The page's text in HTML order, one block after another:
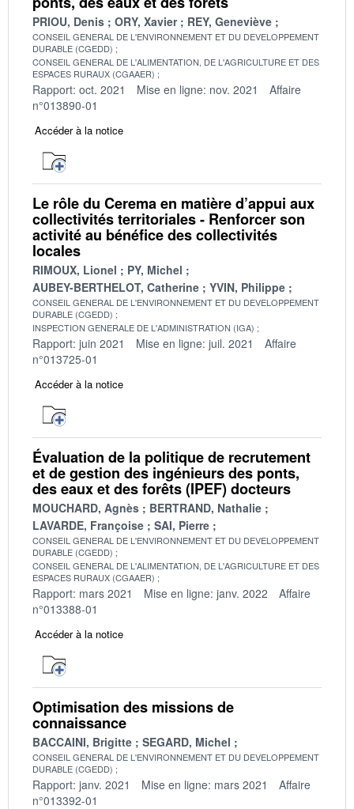
PRIOU, Denis ORY, Xavier REY, Geneviève
CONSEIL GENERAL DE L'ENVIRONNEMENT ET DU DEVELOPPEMENT
DURABLE (CGEDD)
CONSEIL GENERAL DE L'ALIMENTATION, DE L'AGRICULTURE ET DES
ESPACES RURAUX (CGAAER)
Rapport: oct. 2021 Mise en ligne: nov. 2021
Affaire
n°013890-01
Accéder à la notice
Le rôle du Cerema en matière d’appui aux
collectivités territoriales - Renforcer son
activité au bénéfice des collectivités
locales
RIMOUX, Lionel
PY, Michel
AUBEY-BERTHELOT, Catherine
YVIN, Philippe
CONSEIL GENERAL DE L'ENVIRONNEMENT ET DU DEVELOPPEMENT
DURABLE (CGEDD)
INSPECTION GENERALE DE L'ADMINISTRATION (IGA)
Rapport: juin 2021 Mise en ligne: juil. 2021
Affaire
n°013725-01
Accéder à la notice
Évaluation de la politique de recrutement
et de gestion des ingénieurs des ponts,
des eaux et des forêts (IPEF) docteurs
MOUCHARD, Agnès
BERTRAND, Nathalie
LAVARDE, Françoise
SAI, Pierre
CONSEIL GENERAL DE L'ENVIRONNEMENT ET DU DEVELOPPEMENT
DURABLE (CGEDD)
CONSEIL GENERAL DE L'ALIMENTATION, DE L'AGRICULTURE ET DES
ESPACES RURAUX (CGAAER)
Rapport: mars 2021 Mise en ligne: janv. 2022
Affaire
n°013388-01
Accéder à la notice
Optimisation des missions de
connaissance
BACCAINI, Brigitte SEGARD, Michel
CONSEIL GENERAL DE L'ENVIRONNEMENT ET DU DEVELOPPEMENT
DURABLE (CGEDD)
Rapport: janv. 2021 Mise en ligne: mars 2021
Affaire
n°013392-01